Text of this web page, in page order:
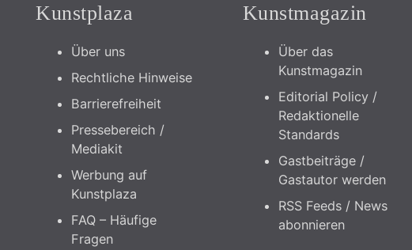
Kunstplaza
Über uns
Rechtliche Hinweise
Barrierefreiheit
Pressebereich /
Mediakit
Werbung auf
Kunstplaza
FAQ – Häufige
Fragen
Kunstmagazin
Über das
Kunstmagazin
Editorial Policy /
Redaktionelle
Standards
Gastbeiträge /
Gastautor werden
RSS Feeds / News
abonnieren